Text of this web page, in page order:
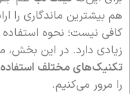
هم بیشترین ماندگاری را
کافی نیست؛ نحوه
زیادی دارد. در این بخش،
تکنیک‌های مختلف استفاده
را مرور می‌کنیم.